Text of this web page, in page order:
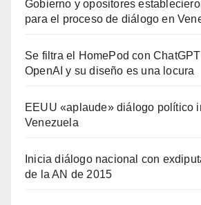
Gobierno y opositores
para el proceso de diálogo en
Se filtra el HomePod con
OpenAI y su diseño es una locura
EEUU «aplaude» diálogo político
Venezuela
Inicia diálogo nacional con
de la AN de 2015